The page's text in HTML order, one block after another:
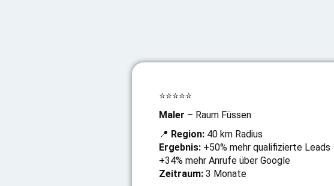
⭐⭐⭐⭐⭐
Maler – Raum Füssen
📍 Region: 40 km Radius
Ergebnis: +50% mehr qualifizierte Leads
+34% mehr Anrufe über Google
Zeitraum: 3 Monate